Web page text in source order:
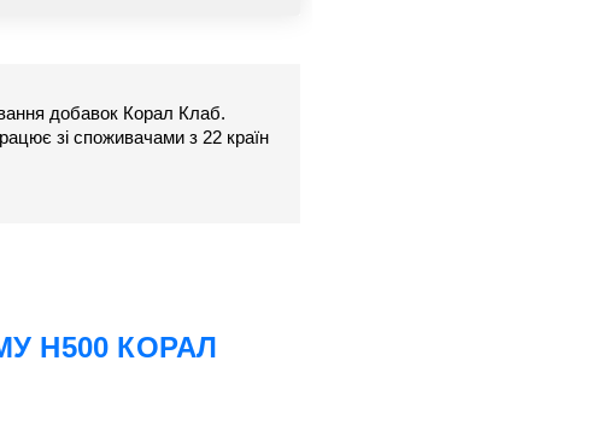
добавок Корал Клаб.
зі споживачами з 22 країн
H500 КОРАЛ